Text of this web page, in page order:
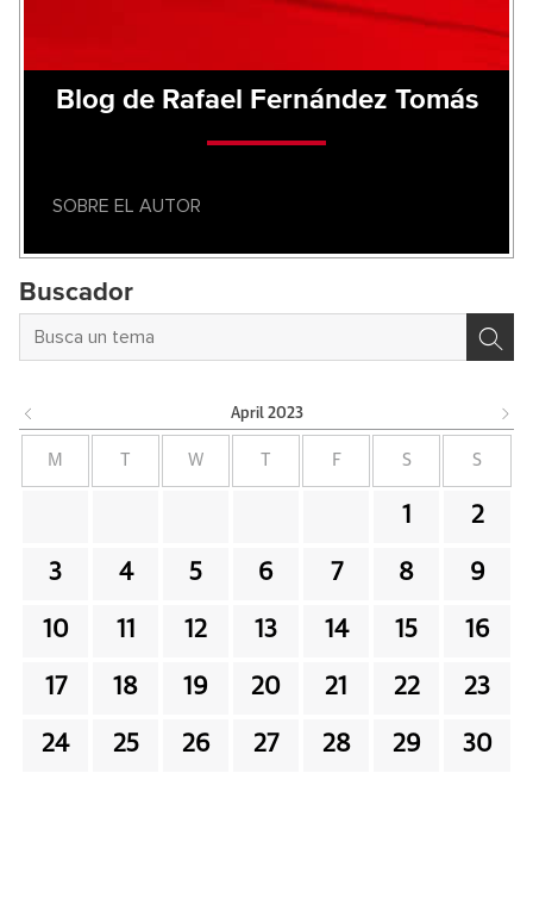
Blog de Rafael Fernández Tomás
SOBRE EL AUTOR
Buscador
April 2023
M W F S S
1 2
3 4 5 6 7 8 9
10 11 12 13 14 15 16
17 18 19 20 21 22 23
24 25 26 27 28 29 30